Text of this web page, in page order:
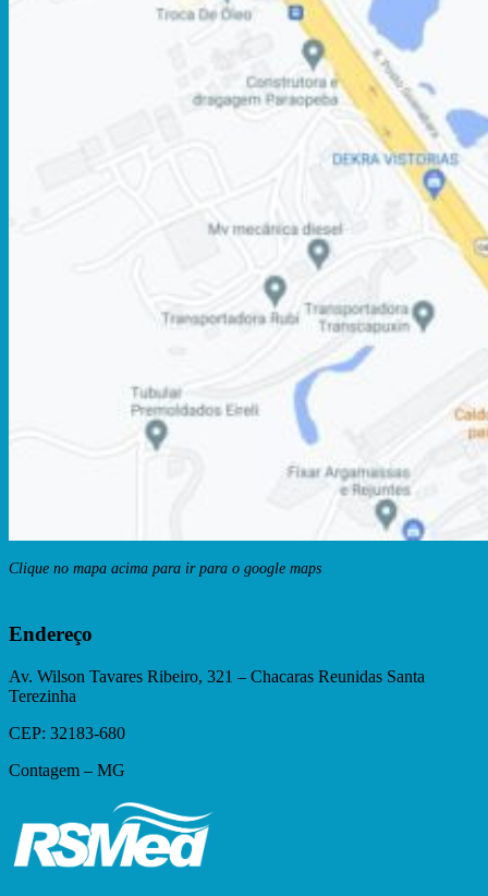
Clique no mapa acima para ir para o google maps
Endereço
Av. Wilson Tavares Ribeiro, 321 – Chacaras Reunidas Santa
Terezinha
CEP: 32183-680
Contagem – MG